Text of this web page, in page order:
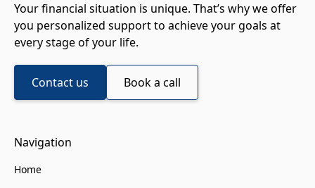
Your financial situation is unique. That’s why we offer
you personalized support to achieve your goals at
every stage of your life.
Contact us Book a call
Navigation
Home